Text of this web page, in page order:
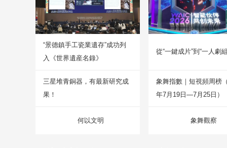
“景德鎮手工瓷業遺存”成功列
入《世界遺産名錄》
三星堆青銅器，有最新研究成
果！
何以文明
從“一鍵成片”到“一人劇
象舞指數｜短視頻周榜
年7月19日—7月25日）
象舞觀察